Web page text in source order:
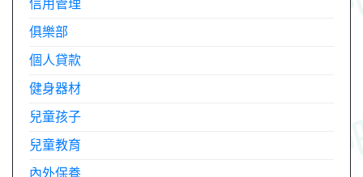
信用管理
俱樂部
個人貸款
健身器材
兒童孩子
兒童教育
內外保養